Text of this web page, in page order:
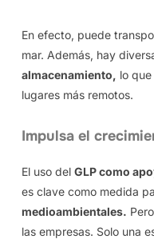
En efecto, puede
mar. Además, hay
almacenamiento, lo
lugares más remotos.
Impulsa el
El uso del GLP como
es clave como medida
medioambientales.
las empresas. Solo una